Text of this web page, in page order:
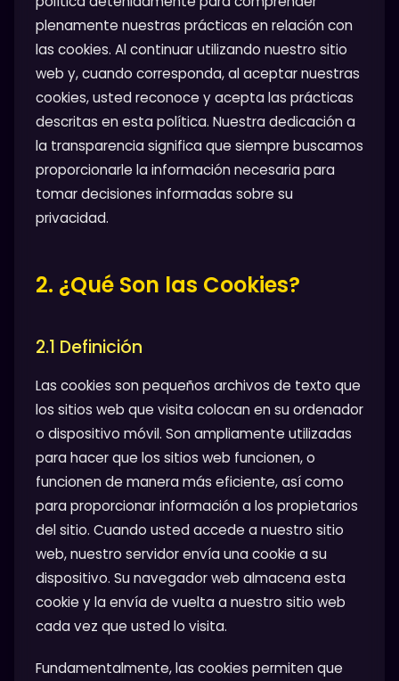
plenamente nuestras prácticas en relación con
las cookies. Al continuar utilizando nuestro sitio
web y, cuando corresponda, al aceptar nuestras
cookies, usted reconoce y acepta las prácticas
descritas en esta política. Nuestra dedicación a
la transparencia significa que siempre buscamos
proporcionarle la información necesaria para
tomar decisiones informadas sobre su
privacidad.
2. ¿Qué Son las Cookies?
2.1 Definición
Las cookies son pequeños archivos de texto que
los sitios web que visita colocan en su ordenador
o dispositivo móvil. Son ampliamente utilizadas
para hacer que los sitios web funcionen, o
funcionen de manera más eficiente, así como
para proporcionar información a los propietarios
del sitio. Cuando usted accede a nuestro sitio
web, nuestro servidor envía una cookie a su
dispositivo. Su navegador web almacena esta
cookie y la envía de vuelta a nuestro sitio web
cada vez que usted lo visita.
Fundamentalmente, las cookies permiten que